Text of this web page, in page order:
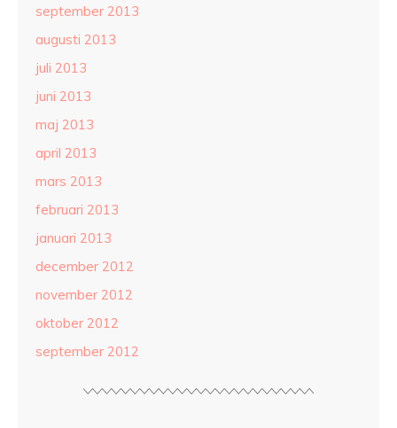
september 2013
augusti 2013
juli 2013
juni 2013
maj 2013
april 2013
mars 2013
februari 2013
januari 2013
december 2012
november 2012
oktober 2012
september 2012